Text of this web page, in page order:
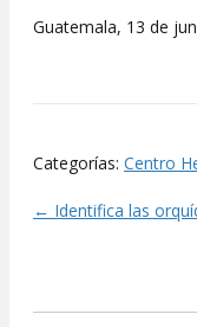
Guatemala, 13 de
Categorías: Centro
Posts
← Identifica las